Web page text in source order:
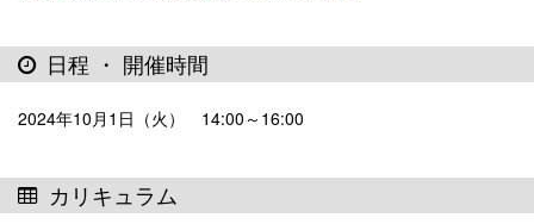
日程 ・ 開催時間
2024年10月1日（火） 14:00～16:00
カリキュラム